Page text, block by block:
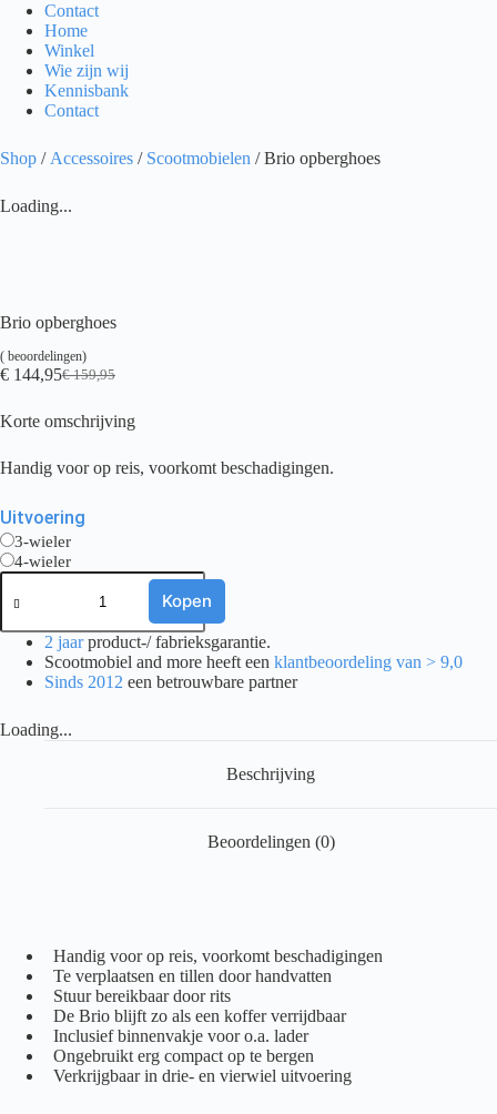
Contact
Home
Winkel
Wie zijn wij
Kennisbank
Contact
Shop / Accessoires / Scootmobielen / Brio opberghoes
Loading...
Brio opberghoes
( beoordelingen)
€159,95
Oorspronkelijke
was:
€ 144,95Huidige
is:
Korte omschrijving
Handig voor op reis, voorkomt beschadigingen.
Uitvoering
3-wieler
4-wieler
Brio
opberghoes
Kopen
2 jaarproduct-/ fabrieksgarantie.
Scootmobiel and more heeft een klantbeoordeling van > 9,0
Sinds 2012 een betrouwbare partner
Loading...
Beschrijving
Beoordelingen (0)
Handig voor op reis, voorkomt beschadigingen
Te verplaatsen en tillen door handvatten
Stuur bereikbaar door rits
De Brio blijft zo als een koffer verrijdbaar
Inclusief binnenvakje voor o.a. lader
Ongebruikt erg compact op te bergen
Verkrijgbaar in drie- en vierwiel uitvoering